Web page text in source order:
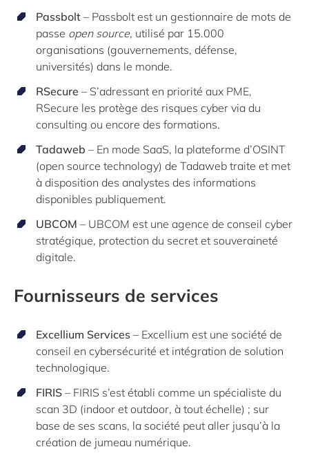
Passbolt – Passbolt est un gestionnaire de mots de
passe open source, utilisé par 15.000
organisations (gouvernements, défense,
universités) dans le monde.
RSecure – S’adressant en priorité aux PME,
RSecure les protège des risques cyber via du
consulting ou encore des formations.
Tadaweb – En mode SaaS, la plateforme d’OSINT
(open source technology) de Tadaweb traite et met
à disposition des analystes des informations
disponibles publiquement.
UBCOM – UBCOM est une agence de conseil cyber
stratégique, protection du secret et souveraineté
digitale.
Fournisseurs de services
Excellium Services – Excellium est une société de
conseil en cybersécurité et intégration de solution
technologique.
FIRIS – FIRIS s’est établi comme un spécialiste du
scan 3D (indoor et outdoor, à tout échelle) ; sur
base de ses scans, la société peut aller jusqu’à la
création de jumeau numérique.